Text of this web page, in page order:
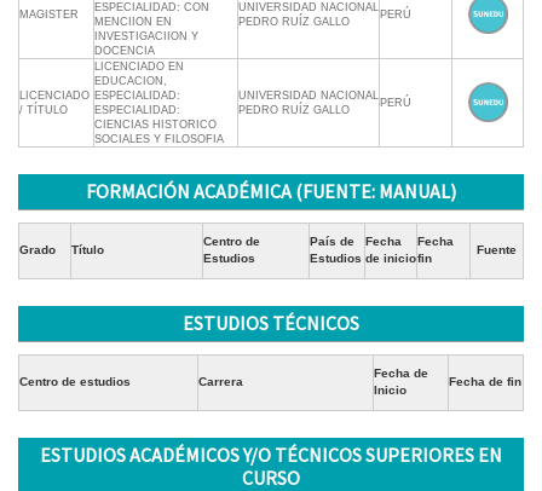
MAGISTER
ESPECIALIDAD: CON
MENCIION EN
INVESTIGACIION Y
DOCENCIA
UNIVERSIDAD NACIONAL
PEDRO RUÍZ GALLO
PERÚ
LICENCIADO
/ TÍTULO
LICENCIADO EN
EDUCACION,
ESPECIALIDAD:
ESPECIALIDAD:
CIENCIAS HISTORICO
SOCIALES Y FILOSOFIA
UNIVERSIDAD NACIONAL
PEDRO RUÍZ GALLO
PERÚ
FORMACIÓN ACADÉMICA (FUENTE: MANUAL)
Grado Título
Centro de
Estudios
País de
Estudios
Fecha
de inicio
Fecha
fin
Fuente
ESTUDIOS TÉCNICOS
Centro de estudios Carrera
Fecha de
Inicio
Fecha de fin
ESTUDIOS ACADÉMICOS Y/O TÉCNICOS SUPERIORES EN
CURSO